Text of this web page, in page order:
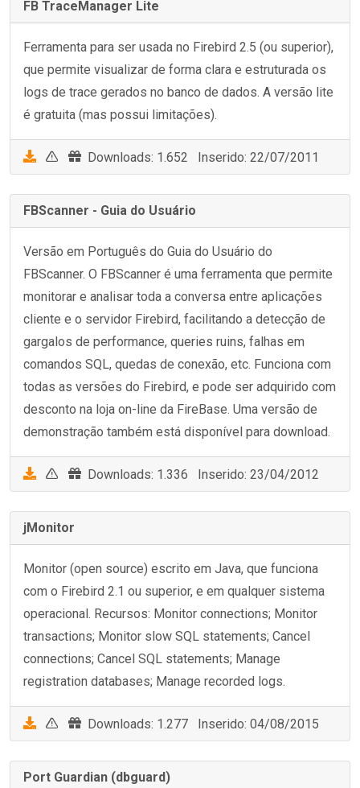
FB TraceManager Lite
Ferramenta para ser usada no Firebird 2.5 (ou superior),
que permite visualizar de forma clara e estruturada os
logs de trace gerados no banco de dados. A versão lite
é gratuita (mas possui limitações).
Downloads: 1.652 Inserido: 22/07/2011
FBScanner - Guia do Usuário
Versão em Português do Guia do Usuário do
FBScanner. O FBScanner é uma ferramenta que permite
monitorar e analisar toda a conversa entre aplicações
cliente e o servidor Firebird, facilitando a detecção de
gargalos de performance, queries ruins, falhas em
comandos SQL, quedas de conexão, etc. Funciona com
todas as versões do Firebird, e pode ser adquirido com
desconto na loja on-line da FireBase. Uma versão de
demonstração também está disponível para download.
Downloads: 1.336 Inserido: 23/04/2012
jMonitor
Monitor (open source) escrito em Java, que funciona
com o Firebird 2.1 ou superior, e em qualquer sistema
operacional. Recursos: Monitor connections; Monitor
transactions; Monitor slow SQL statements; Cancel
connections; Cancel SQL statements; Manage
registration databases; Manage recorded logs.
Downloads: 1.277 Inserido: 04/08/2015
Port Guardian (dbguard)